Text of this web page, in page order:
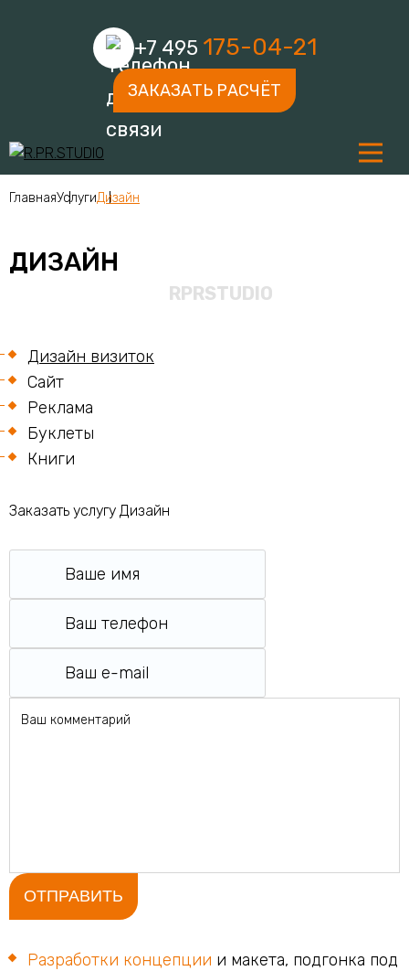
+7 495 175-04-21
ЗАКАЗАТЬ РАСЧЁТ
ГлавнаяУслугиДизайн
ДИЗАЙН
Дизайн визиток
Сайт
Реклама
Буклеты
Книги
Заказать услугу Дизайн
Разработки концепции и макета, подгонка под